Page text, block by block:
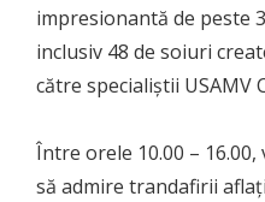
impresionantă de peste
inclusiv 48 de soiuri
către specialiștii USAMV
Între orele 10.00 –
să admire trandafirii